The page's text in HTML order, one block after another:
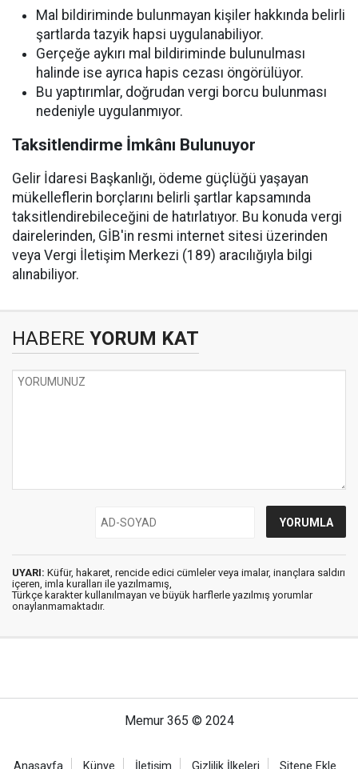
Mal bildiriminde bulunmayan kişiler hakkında belirli
şartlarda tazyik hapsi uygulanabiliyor.
Gerçeğe aykırı mal bildiriminde bulunulması
halinde ise ayrıca hapis cezası öngörülüyor.
Bu yaptırımlar, doğrudan vergi borcu bulunması
nedeniyle uygulanmıyor.
Taksitlendirme İmkânı Bulunuyor
Gelir İdaresi Başkanlığı, ödeme güçlüğü yaşayan
mükelleflerin borçlarını belirli şartlar kapsamında
taksitlendirebileceğini de hatırlatıyor. Bu konuda vergi
dairelerinden, GİB'in resmi internet sitesi üzerinden
veya Vergi İletişim Merkezi (189) aracılığıyla bilgi
alınabiliyor.
HABERE YORUM KAT
UYARI: Küfür, hakaret, rencide edici cümleler veya imalar, inançlara saldırı
içeren, imla kuralları ile yazılmamış,
Türkçe karakter kullanılmayan ve büyük harflerle yazılmış yorumlar
onaylanmamaktadır.
Memur 365 © 2024
Anasayfa Künye İletişim Gizlilik İlkeleri Sitene Ekle